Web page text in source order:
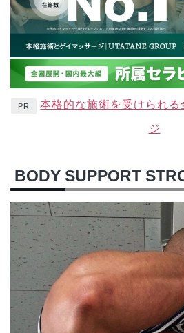
PR 本格的な施術を受けられ
ジ
BODY SUPPORT